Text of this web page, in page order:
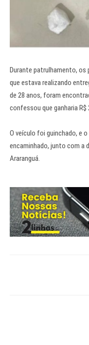
Durante patrulhamento, os
que estava realizando
de 28 anos, foram
confessou que ganharia R$
O veículo foi guinchado, e
encaminhado, junto com a
Araranguá.